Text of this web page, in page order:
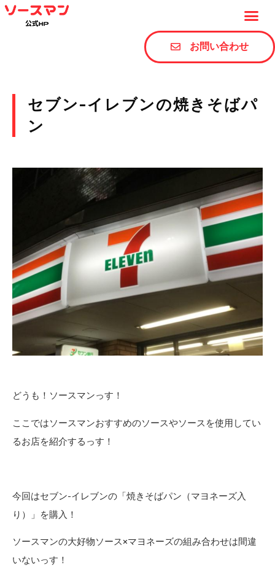
お問い合わせ
セブン-イレブンの焼きそばパ
ン
どうも！ソースマンっす！
ここではソースマンおすすめのソースやソースを使用してい
るお店を紹介するっす！
今回はセブン-イレブンの「焼きそばパン（マヨネーズ入
り）」を購入！
ソースマンの大好物ソース×マヨネーズの組み合わせは間違
いないっす！